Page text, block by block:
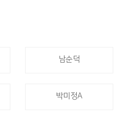
남순덕
박미정A